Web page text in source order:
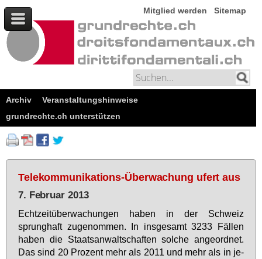
Mitglied werden Sitemap
Archiv
Veranstaltungshinweise
grundrechte.ch unterstützen
Telekommunikations-Überwachung ufert aus
7. Februar 2013
Echt­zeit­über­wa­chun­gen ha­ben in der Schweiz
sprung­haft zu­ge­nom­men. In ins­ge­samt 3233 Fäl­len
ha­ben die Staats­an­walt­schaf­ten sol­che an­ge­ord­net.
Das sind 20 Pro­zent mehr als 2011 und mehr als in je­